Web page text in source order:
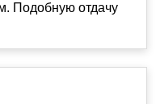
Подобную отдачу